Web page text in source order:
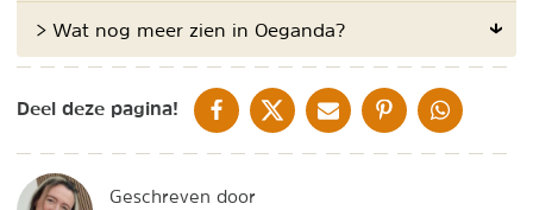
> Wat nog meer zien in Oeganda?
Deel deze pagina! DELEN OP FACEBOOK
DELEN OP XDELEN VIA DE MAIL
DELEN OP PINTEREST
DELEN OP
Geschreven door